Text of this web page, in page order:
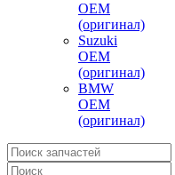
OEM
(оригинал)
Suzuki
OEM
(оригинал)
BMW
OEM
(оригинал)